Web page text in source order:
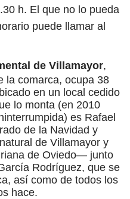
h. El que no lo pueda
puede llamar al
de Villamayor,
la comarca, ocupa 38
en un local cedido
lo monta (en 2010
es Rafael
de la Navidad y
de Villamayor y
de Oviedo— junto
Rodríguez, que se
así como de todos los
hace.